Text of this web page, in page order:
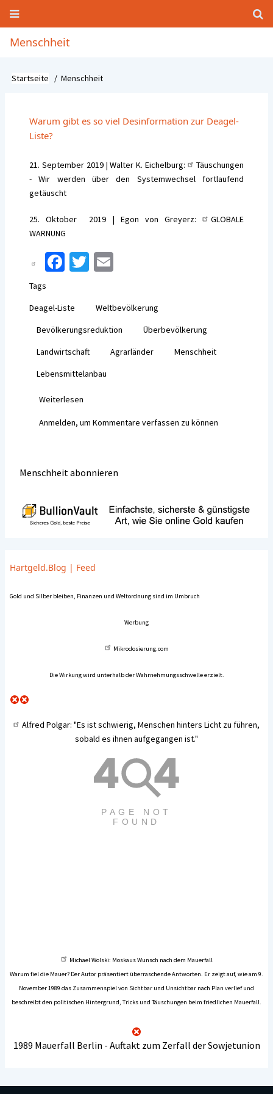
Direkt
Inhalt
Hauptnavigation
Menschheit
Pfadnavigation
Startseite Menschheit
Warum gibt es so viel Desinformation zur Deagel-
Liste?
21. September 2019 | Walter K. Eichelburg:
Täuschungen
- Wir werden über den Systemwechsel fortlaufend
getäuscht
25. Oktober 2019 | Egon von Greyerz:
GLOBALE
WARNUNG
Fa
ce
b
o
o
k
T
wi
tt
er
ai
l
Tags
Deagel-Liste
Weltbevölkerung
Bevölkerungsreduktion
Überbevölkerung
Landwirtschaft
Agrarländer
Menschheit
Lebensmittelanbau
Weiterlesen
gibt
Desinformation
Deagel-
Liste?
Anmelden, um Kommentare verfassen zu können
Menschheit abonnieren
Hartgeld.Blog | Feed
Gold und Silber bleiben, Finanzen und Weltordnung sind im Umbruch
Werbung
Mikrodosierung.com
Die Wirkung wird unterhalb der Wahrnehmungsschwelle erzielt.
Alfred Polgar: "Es ist schwierig, Menschen hinters Licht zu führen,
sobald es ihnen aufgegangen ist."
Michael Wolski: Moskaus Wunsch nach dem Mauerfall
Warum fiel die Mauer? Der Autor präsentiert überraschende Antworten. Er zeigt auf, wie am 9.
November 1989 das Zusammenspiel von Sichtbar und Unsichtbar nach Plan verlief und
beschreibt den politischen Hintergrund, Tricks und Täuschungen beim friedlichen Mauerfall.
1989 Mauerfall Berlin - Auftakt zum Zerfall der Sowjetunion